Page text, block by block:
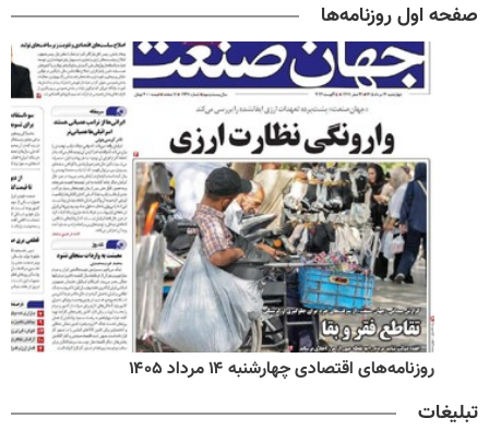
صفحه اول روزنامه‌ها
روزنامه‌های اقتصادی چهارشنبه ۱۴ مرداد ۱۴۰۵
تبلیغات